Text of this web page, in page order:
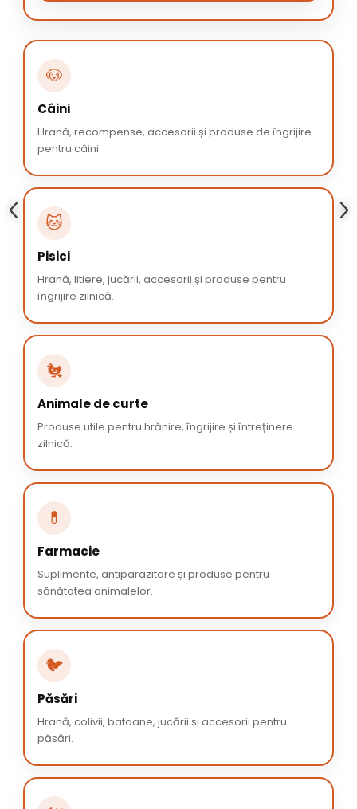
🐶
Câini
Hrană, recompense, accesorii și produse de îngrijire
pentru câini.
🐱
Pisici
Hrană, litiere, jucării, accesorii și produse pentru
îngrijire zilnică.
🐔
Animale de curte
Produse utile pentru hrănire, îngrijire și întreținere
zilnică.
💊
Farmacie
Suplimente, antiparazitare și produse pentru
sănătatea animalelor.
🐦
Păsări
Hrană, colivii, batoane, jucării și accesorii pentru
păsări.